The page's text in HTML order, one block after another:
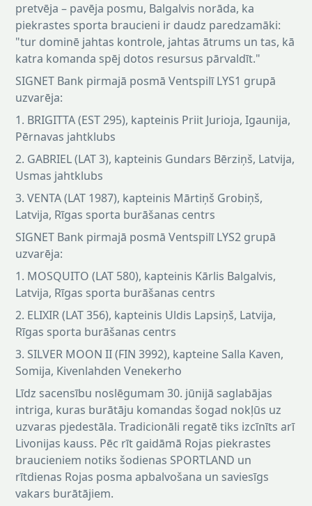
pretvēja – pavēja posmu, Balgalvis norāda, ka
piekrastes sporta braucieni ir daudz paredzamāki:
"tur dominē jahtas kontrole, jahtas ātrums un tas, kā
katra komanda spēj dotos resursus pārvaldīt."
SIGNET Bank pirmajā posmā Ventspilī LYS1 grupā
uzvarēja:
1. BRIGITTA (EST 295), kapteinis Priit Jurioja, Igaunija,
Pērnavas jahtklubs
2. GABRIEL (LAT 3), kapteinis Gundars Bērziņš, Latvija,
Usmas jahtklubs
3. VENTA (LAT 1987), kapteinis Mārtiņš Grobiņš,
Latvija, Rīgas sporta burāšanas centrs
SIGNET Bank pirmajā posmā Ventspilī LYS2 grupā
uzvarēja:
1. MOSQUITO (LAT 580), kapteinis Kārlis Balgalvis,
Latvija, Rīgas sporta burāšanas centrs
2. ELIXIR (LAT 356), kapteinis Uldis Lapsiņš, Latvija,
Rīgas sporta burāšanas centrs
3. SILVER MOON II (FIN 3992), kapteine Salla Kaven,
Somija, Kivenlahden Venekerho
Līdz sacensību noslēgumam 30. jūnijā saglabājas
intriga, kuras burātāju komandas šogad nokļūs uz
uzvaras pjedestāla. Tradicionāli regatē tiks izcīnīts arī
Livonijas kauss. Pēc rīt gaidāmā Rojas piekrastes
braucieniem notiks šodienas SPORTLAND un
rītdienas Rojas posma apbalvošana un saviesīgs
vakars burātājiem.